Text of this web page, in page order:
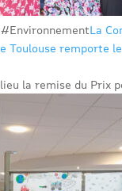
La
Toulouse remporte
la remise du Prix